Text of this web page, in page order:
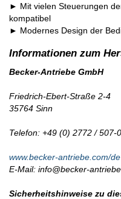
► Mit vielen Steuerungen
kompatibel
► Modernes Design der
Becker-Antriebe GmbH
Friedrich-Ebert-Straße 2-4
35764 Sinn
Telefon: +49 (0) 2772 / 507-0
www.becker-antriebe.com/de
E-Mail: info@becker-
Sicherheitshinweise zu